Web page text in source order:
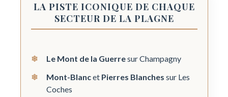
LA PISTE ICONIQUE DE CHAQUE
SECTEUR DE LA PLAGNE
Le Mont de la Guerresur Champagny
Mont-Blancet Pierres Blanches sur Les
Coches